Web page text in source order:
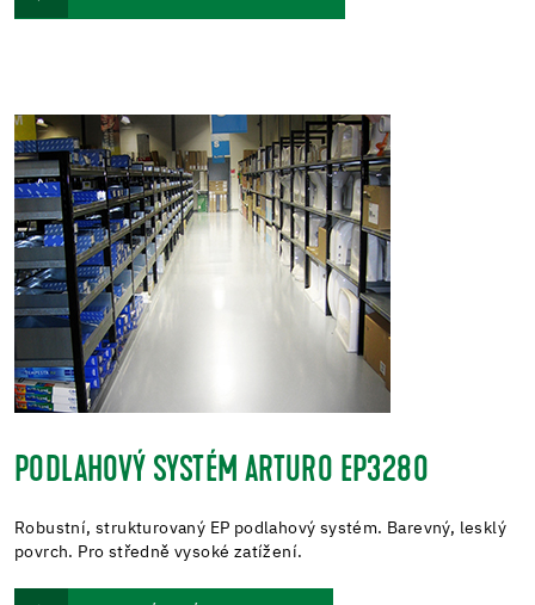
PODLAHOVÝ SYSTÉM ARTURO EP3280
Robustní, strukturovaný EP podlahový systém. Barevný, lesklý
povrch. Pro středně vysoké zatížení.